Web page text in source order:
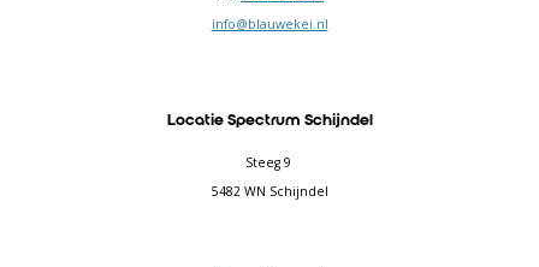
info@blauwekei.nl
Locatie Spectrum Schijndel
Steeg 9
5482 WN Schijndel